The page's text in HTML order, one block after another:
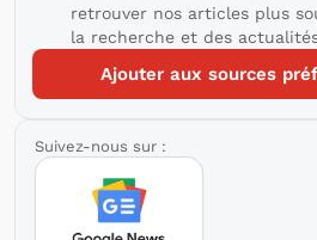
retrouver nos articles plus
la recherche et des
Ajouter aux sources
Suivez-nous sur :